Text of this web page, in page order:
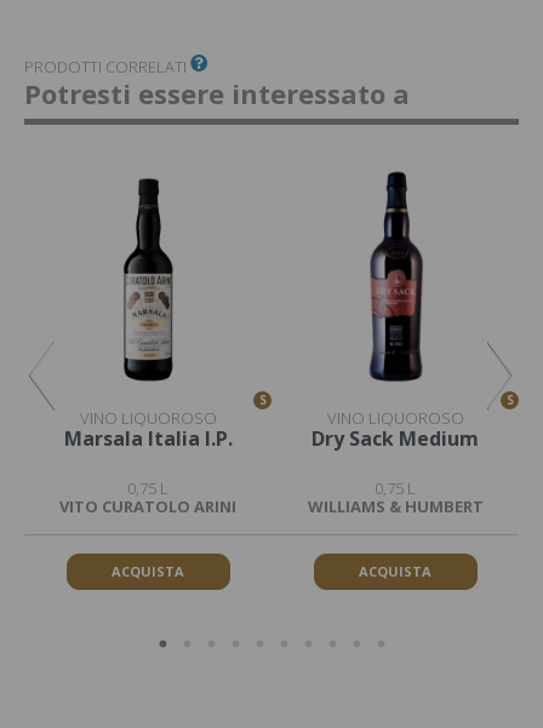
PRODOTTI CORRELATI
Potresti essere interessato a
S
VINO LIQUOROSO
Marsala Italia I.P.
0,75 L
VITO CURATOLO ARINI
ACQUISTA
S
VINO LIQUOROSO
Dry Sack Medium
0,75 L
WILLIAMS & HUMBERT
ACQUISTA